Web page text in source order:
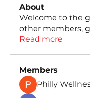
About
Welcome to the
other members,
Read more
Members
Philly